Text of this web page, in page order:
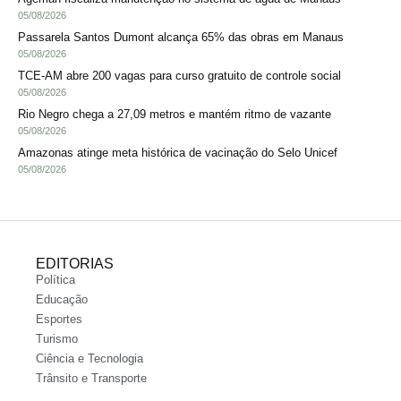
05/08/2026
Passarela Santos Dumont alcança 65% das obras em Manaus
05/08/2026
TCE-AM abre 200 vagas para curso gratuito de controle social
05/08/2026
Rio Negro chega a 27,09 metros e mantém ritmo de vazante
05/08/2026
Amazonas atinge meta histórica de vacinação do Selo Unicef
05/08/2026
EDITORIAS
Política
Educação
Esportes
Turismo
Ciência e Tecnologia
Trânsito e Transporte